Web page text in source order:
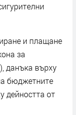
и плащане
за
данъка върху
бюджетните
дейността от